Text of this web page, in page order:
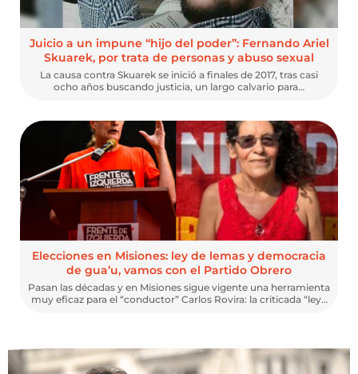
Juicio a un impune “hijo del poder”: Fernando Ariel
Skuarek, por trata de personas y abuso sexual
La causa contra Skuarek se inició a finales de 2017, tras casi
ocho años buscando justicia, un largo calvario para…
Elecciones en Misiones: ley de lemas y democracia
de gua’u, vamos con el Partido Obrero
Pasan las décadas y en Misiones sigue vigente una herramienta
muy eficaz para el “conductor” Carlos Rovira: la criticada “ley…